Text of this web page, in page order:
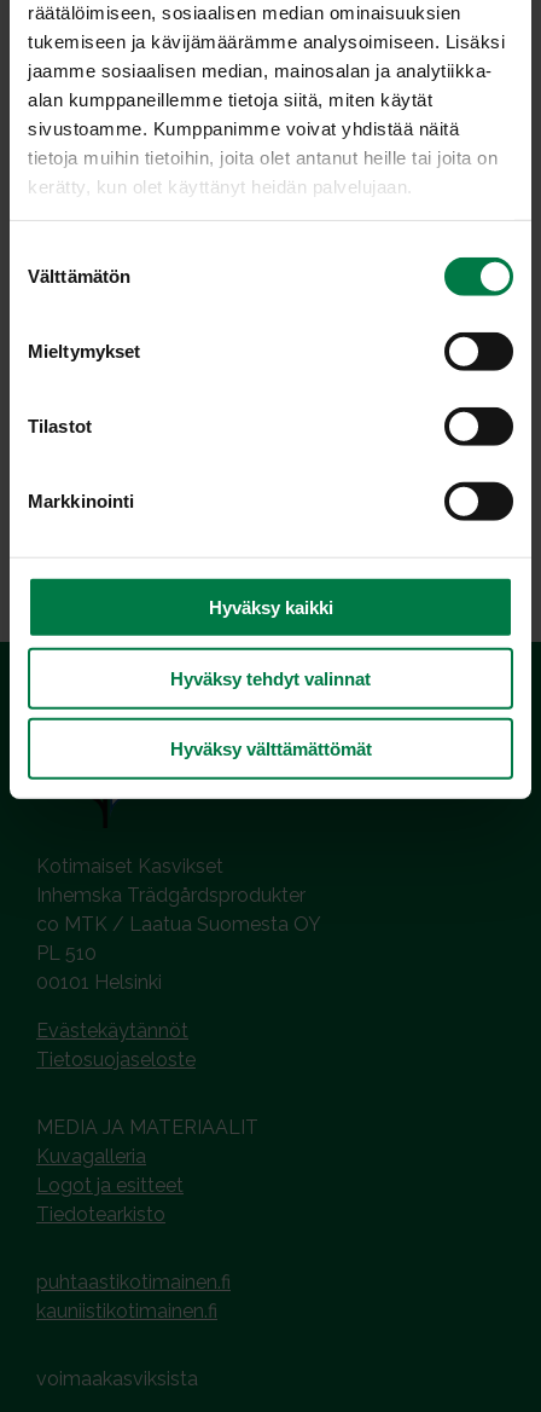
räätälöimiseen, sosiaalisen median ominaisuuksien
tukemiseen ja kävijämäärämme analysoimiseen. Lisäksi
jaamme sosiaalisen median, mainosalan ja analytiikka-
alan kumppaneillemme tietoja siitä, miten käytät
sivustoamme. Kumppanimme voivat yhdistää näitä
tietoja muihin tietoihin, joita olet antanut heille tai joita on
kerätty, kun olet käyttänyt heidän palvelujaan.
Välttämätön
Mieltymykset
Tilastot
Markkinointi
Hyväksy kaikki
Hyväksy tehdyt valinnat
Hyväksy välttämättömät
Kaa­lia­se­tel­ma1 iso
Kotimaiset Kasvikset
Inhemska Trädgårdsprodukter
co MTK / Laatua Suomesta OY
PL 510
00101 Helsinki
Evästekäytännöt
Tietosuojaseloste
MEDIA JA MATERIAALIT
Kuvagalleria
Logot ja esitteet
Tiedotearkisto
puhtaastikotimainen.fi
kauniistikotimainen.fi
voimaakasviksista